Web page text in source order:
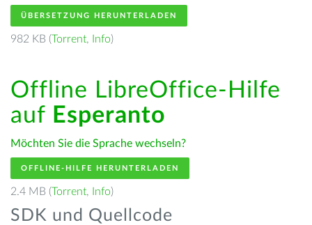
ÜBERSETZUNG HERUNTERLADEN
982 KB (Torrent, Info)
Offline LibreOffice-Hilfe
auf Esperanto
Möchten Sie die Sprache wechseln?
OFFLINE-HILFE HERUNTERLADEN
2.4 MB (Torrent, Info)
SDK und Quellcode